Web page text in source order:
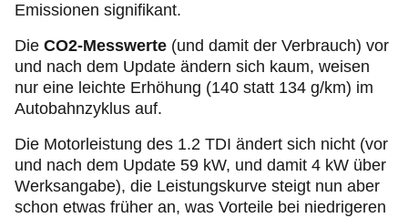
Emissionen signifikant.
Die CO2-Messwerte (und damit der Verbrauch) vor
und nach dem Update ändern sich kaum, weisen
nur eine leichte Erhöhung (140 statt 134 g/km) im
Autobahnzyklus auf.
Die Motorleistung des 1.2 TDI ändert sich nicht (vor
und nach dem Update 59 kW, und damit 4 kW über
Werksangabe), die Leistungskurve steigt nun aber
schon etwas früher an, was Vorteile bei niedrigeren